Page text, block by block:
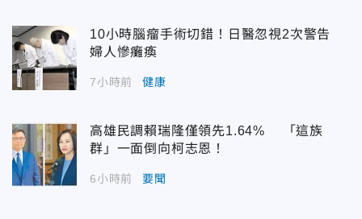
10小時腦瘤手術切錯！日醫忽視2次警告
婦人慘癱瘓
7小時前 健康
高雄民調賴瑞隆僅領先1.64% 「這族
群」一面倒向柯志恩！
6小時前 要聞